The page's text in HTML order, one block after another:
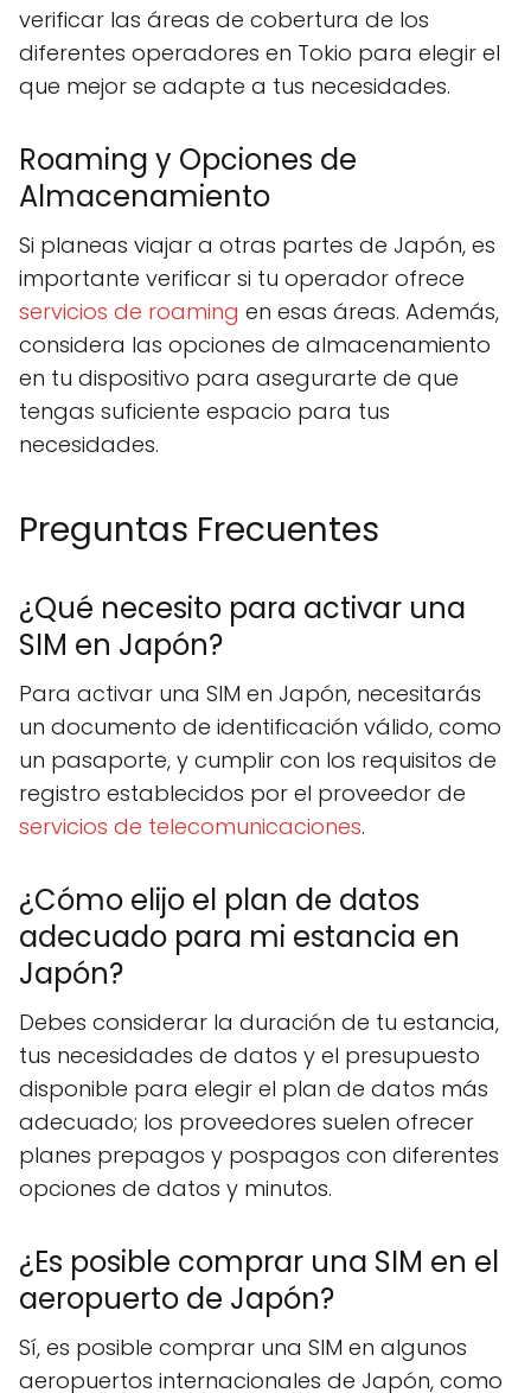
verificar las áreas de cobertura de los
diferentes operadores en Tokio para elegir el
que mejor se adapte a tus necesidades.
Roaming y Opciones de
Almacenamiento
Si planeas viajar a otras partes de Japón, es
importante verificar si tu operador ofrece
servicios de roaming en esas áreas. Además,
considera las opciones de almacenamiento
en tu dispositivo para asegurarte de que
tengas suficiente espacio para tus
necesidades.
Preguntas Frecuentes
¿Qué necesito para activar una
SIM en Japón?
Para activar una SIM en Japón, necesitarás
un documento de identificación válido, como
un pasaporte, y cumplir con los requisitos de
registro establecidos por el proveedor de
servicios de telecomunicaciones.
¿Cómo elijo el plan de datos
adecuado para mi estancia en
Japón?
Debes considerar la duración de tu estancia,
tus necesidades de datos y el presupuesto
disponible para elegir el plan de datos más
adecuado; los proveedores suelen ofrecer
planes prepagos y pospagos con diferentes
opciones de datos y minutos.
¿Es posible comprar una SIM en el
aeropuerto de Japón?
Sí, es posible comprar una SIM en algunos
aeropuertos internacionales de Japón, como